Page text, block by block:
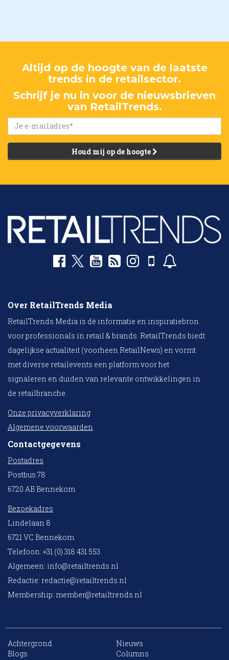
Altijd op de hoogte van de laatste
trends in de retailsector.
Schrijf je nu in voor de nieuwsbrieven
van RetailTrends.
Houd mij op de hoogte
Over RetailTrends Media
RetailTrends Media is dé informatie en inspiratiebron
voor professionals in retail & brands. RetailTrends biedt
dagelijkse actualiteit (voorheen RetailNews) en vormt
met diverse retailevents een platform voor het
signaleren en duiden van relevante ontwikkelingen in
de retailbranche.
Onze privacyverklaring
Algemene voorwaarden
Contactgegevens
Postadres
Postbus 78
6720 AB Bennekom
Bezoekadres
Lindelaan 8
6721 VC Bennekom
Telefoon: +31 (0) 318 431 553
Algemeen: info@retailtrends.nl
Redactie: redactie@retailtrends.nl
Membership: member@retailtrends.nl
Achtergrond
Nieuws
Blogs
Columns
10 collega’s